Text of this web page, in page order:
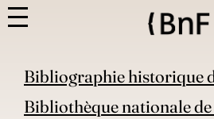
Bibliographie historique
Bibliothèque nationale